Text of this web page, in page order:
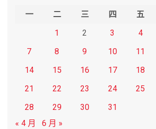
一 二 三 四 五
1
2 3 4
7
8 9 10 11
14
15 16 17 18
21
22 23 24 25
28
29 30
31
« 4 月
6 月 »